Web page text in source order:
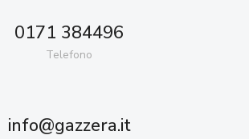
0171 384496
Telefono
info@gazzera.it